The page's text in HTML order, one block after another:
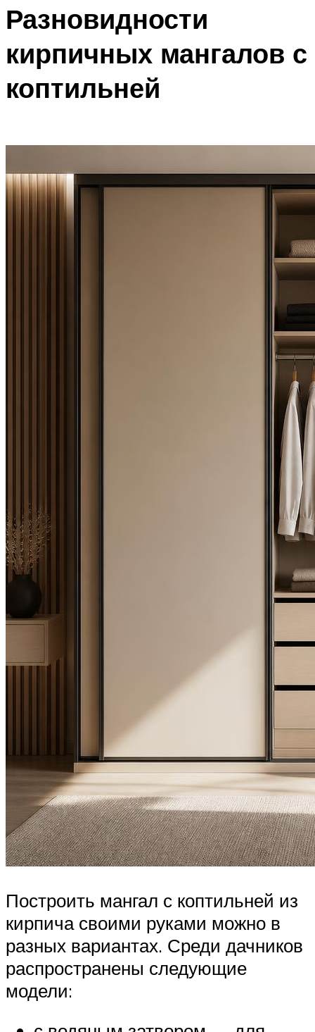
Разновидности
кирпичных мангалов с
коптильней
Построить мангал с коптильней из
кирпича своими руками можно в
разных вариантах. Среди дачников
распространены следующие
модели: